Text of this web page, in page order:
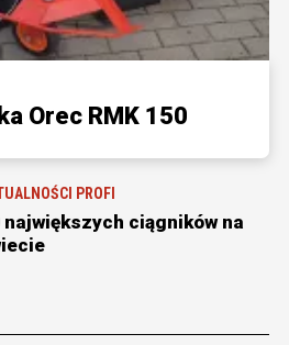
Orec RMK 150
PROFI
największych ciągników na